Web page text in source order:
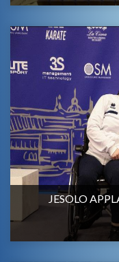
JESOLO